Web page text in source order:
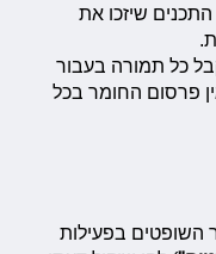
שיזכו את
כל תמורה בעבור
פרסום החומר בכל
בפעילות